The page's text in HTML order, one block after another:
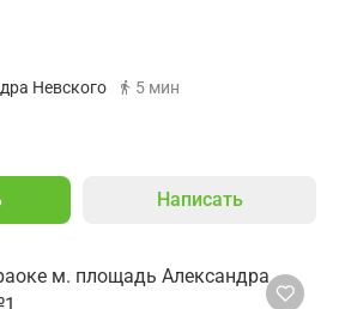
Невского
5 мин
Написать